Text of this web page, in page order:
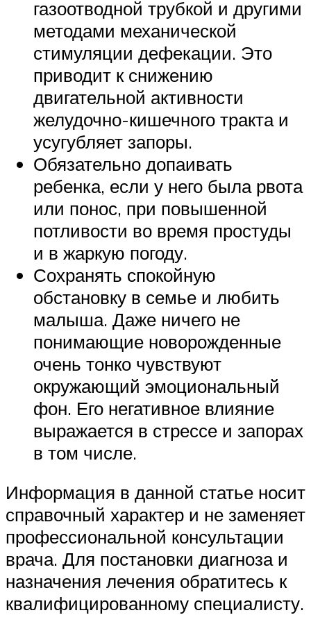
газоотводной трубкой и другими
методами механической
стимуляции дефекации. Это
приводит к снижению
двигательной активности
желудочно-кишечного тракта и
усугубляет запоры.
Обязательно допаивать
ребенка, если у него была рвота
или понос, при повышенной
потливости во время простуды
и в жаркую погоду.
Сохранять спокойную
обстановку в семье и любить
малыша. Даже ничего не
понимающие новорожденные
очень тонко чувствуют
окружающий эмоциональный
фон. Его негативное влияние
выражается в стрессе и запорах
в том числе.
Информация в данной статье носит
справочный характер и не заменяет
профессиональной консультации
врача. Для постановки диагноза и
назначения лечения обратитесь к
квалифицированному специалисту.